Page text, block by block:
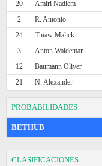
20
Amiri Nadiem
2
R. Antonio
24
Thiaw Malick
3
Anton Waldemar
12
Baumann Oliver
21
N. Alexander
PROBABILIDADES
BETHUB
CLASIFICACIONES